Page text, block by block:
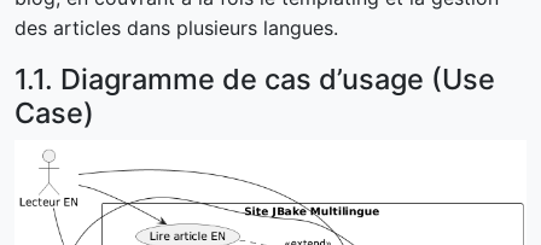
des articles dans plusieurs langues.
1.1. Diagramme de cas d’usage (Use
Case)